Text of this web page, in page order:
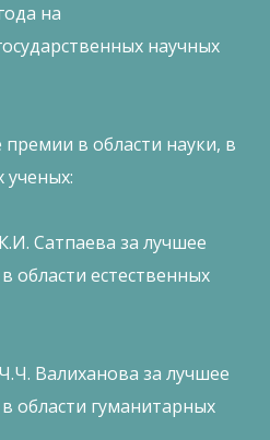
на
научных
в области науки, в
ученых:
Сатпаева за лучшее
области естественных
Валиханова за лучшее
области гуманитарных